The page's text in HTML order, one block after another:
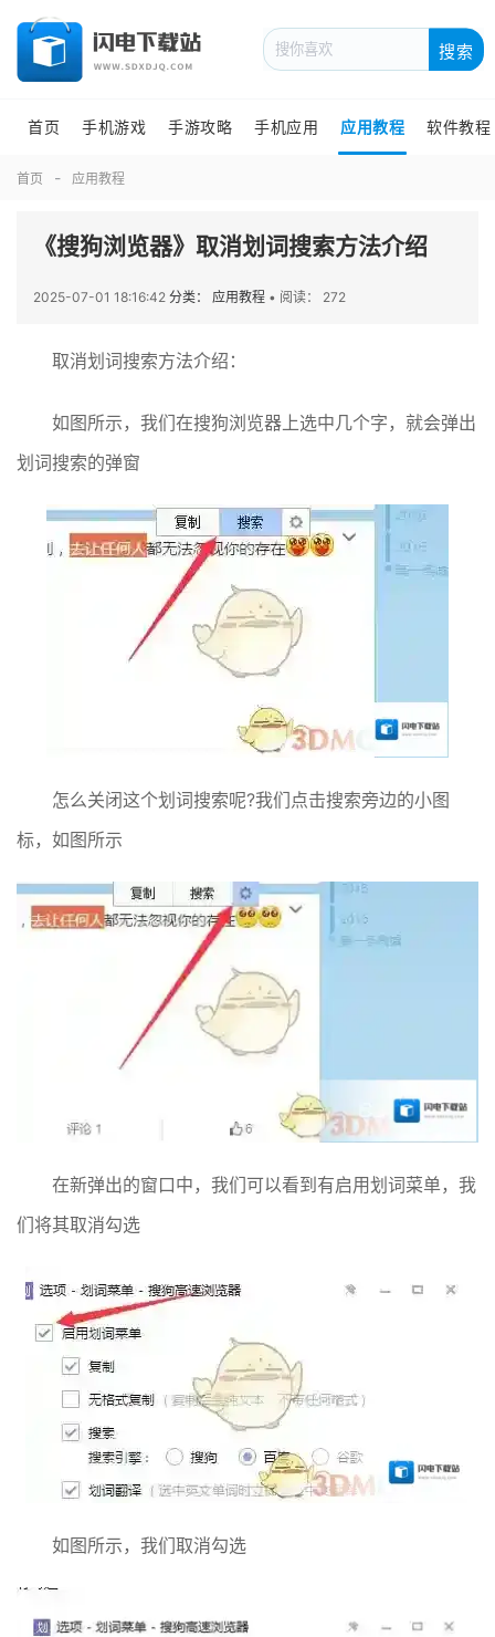
搜索
首页 手机游戏 手游攻略 手机应用 应用教程 软件教程
首页 应用教程
《搜狗浏览器》取消划词搜索方法介绍
2025-07-01 18:16:42 分类： 应用教程 • 阅读： 272
取消划词搜索方法介绍：
如图所示，我们在搜狗浏览器上选中几个字，就会弹出
划词搜索的弹窗
怎么关闭这个划词搜索呢?我们点击搜索旁边的小图
标，如图所示
在新弹出的窗口中，我们可以看到有启用划词菜单，我
们将其取消勾选
如图所示，我们取消勾选